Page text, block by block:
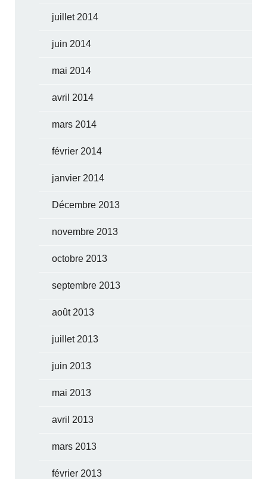
juillet 2014
juin 2014
mai 2014
avril 2014
mars 2014
février 2014
janvier 2014
Décembre 2013
novembre 2013
octobre 2013
septembre 2013
août 2013
juillet 2013
juin 2013
mai 2013
avril 2013
mars 2013
février 2013